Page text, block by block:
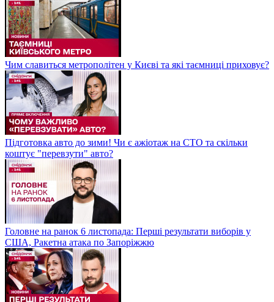
Чим славиться метрополітен у Києві та які таємниці приховує?
Підготовка авто до зими! Чи є ажіотаж на СТО та скільки
коштує "перевзути" авто?
Головне на ранок 6 листопада: Перші результати виборів у
США, Ракетна атака по Запоріжжю